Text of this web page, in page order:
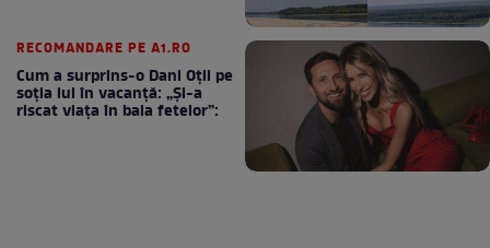
RECOMANDARE PE A1.RO
Cum a surprins-o Dani Oțil pe
soția lui în vacanță: „Și-a
riscat viața în baia fetelor”: